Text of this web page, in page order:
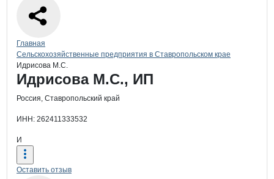
Навигация по сайту
Главная
Сельскохозяйственные предприятия в Ставропольском крае
Идрисова М.С.
Основная информация о компании
Идрисова М.С., ИП
Россия, Ставропольский край
ИНН: 262411333532
И
Оставить отзыв